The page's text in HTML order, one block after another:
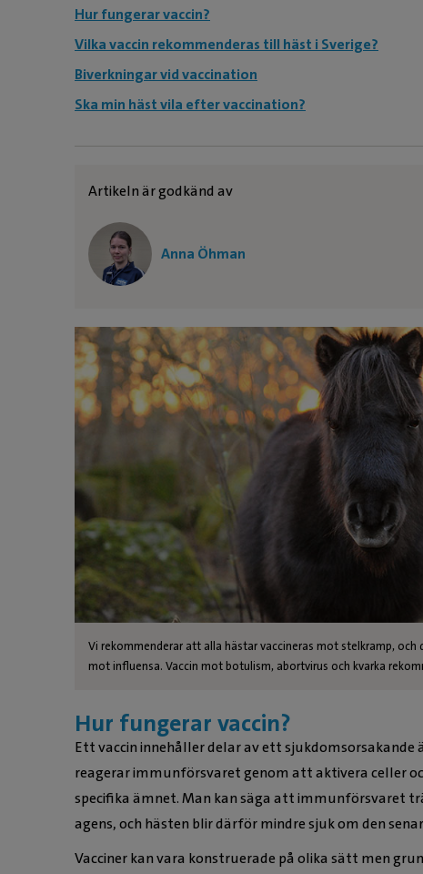
Hur fungerar vaccin?
Vilka vaccin rekommenderas till häst i Sverige?
Biverkningar vid vaccination
Ska min häst vila efter vaccination?
Artikeln är godkänd av
Anna Öhman
Vi rekommenderar att alla hästar vaccineras mot stelkramp,
mot influensa. Vaccin mot botulism, abortvirus och kvarka
Hur fungerar vaccin?
Ett vaccin innehåller delar av ett sjukdomsorsakande
reagerar immunförsvaret genom att aktivera celler
specifika ämnet. Man kan säga att immunförsvaret
agens, och hästen blir därför mindre sjuk om den
Vacciner kan vara konstruerade på olika sätt men